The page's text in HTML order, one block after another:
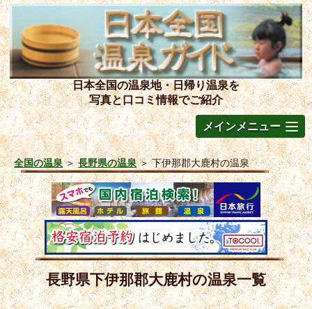
日本全国の温泉地・日帰り温泉を
写真と口コミ情報でご紹介
メインメニュー
全国の温泉＞長野県の温泉＞下伊那郡大鹿村の温泉
長野県下伊那郡大鹿村の温泉一覧